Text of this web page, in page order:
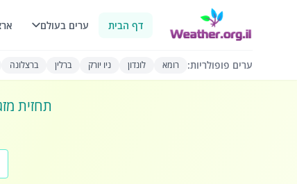
דף הבית ערים בעולם
ערים פופולריות: רומא לונדון ניו יורק ברלין ברצלונה
תחזית